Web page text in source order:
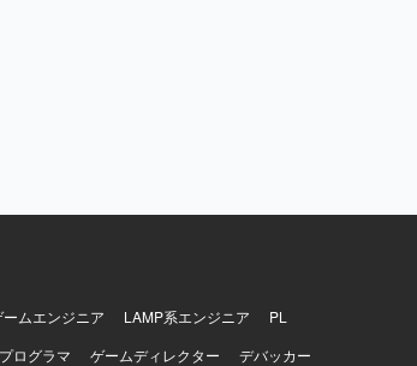
ームエンジニア LAMP系エンジニア
PL
ログラマ ゲームディレクター
デバッカー